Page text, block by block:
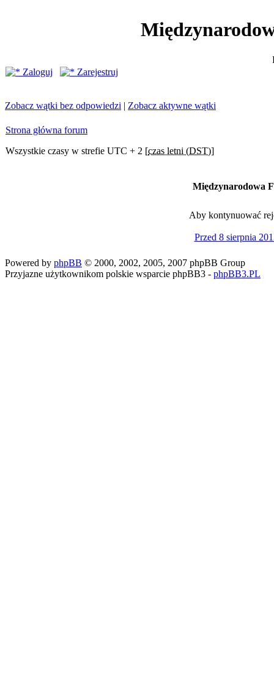
Zaloguj
Zarejestruj
Zobacz wątki bez odpowiedzi | Zobacz aktywne wątki
Strona główna forum
Wszystkie czasy w strefie UTC + 2 [czas letni (DST)]
Międzynarodowa
Aby kontynuować
Przed 8 sierpnia
Powered by phpBB © 2000, 2002, 2005, 2007 phpBB Group
Przyjazne użytkownikom polskie wsparcie phpBB3 - phpBB3.PL